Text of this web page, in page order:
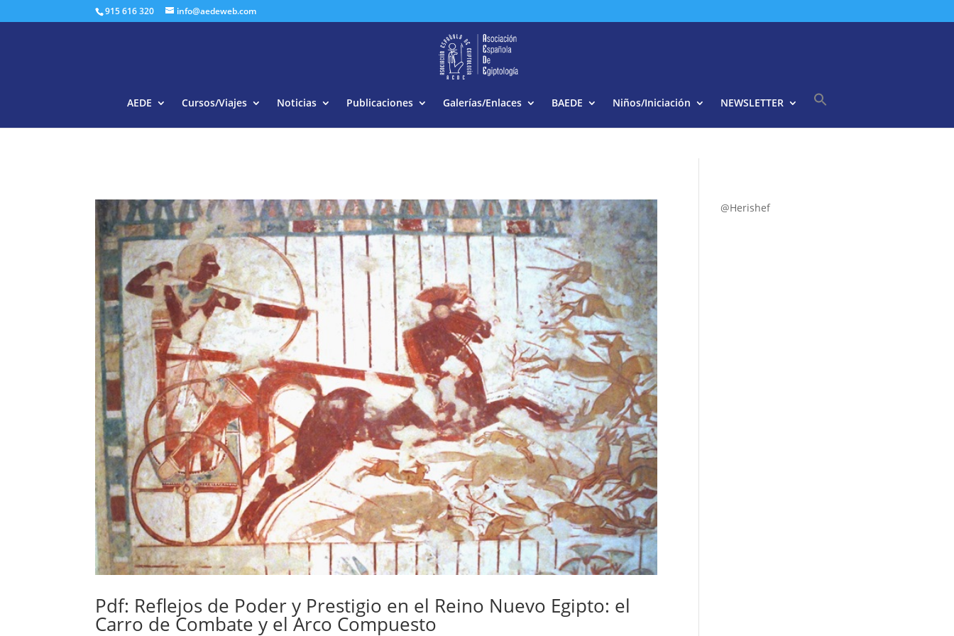
915 616 320 info@aedeweb.com
AEDE Cursos/Viajes Noticias Publicaciones Galerías/Enlaces BAEDE Niños/Iniciación NEWSLETTER
Pdf: Reflejos de Poder y Prestigio en el Reino Nuevo Egipto: el
Carro de Combate y el Arco Compuesto
@Herishef